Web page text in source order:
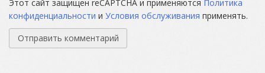
Этот сайт защищен reCAPTCHA и применяются Политика
конфиденциальности и Условия обслуживания применять.